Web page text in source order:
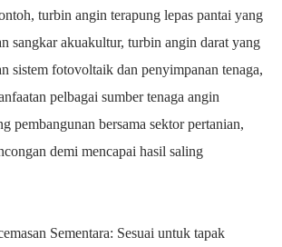
turbin angin terapung lepas pantai yang
sangkar akuakultur, turbin angin darat yang
sistem fotovoltaik dan penyimpanan tenaga,
pelbagai sumber tenaga angin
pembangunan bersama sektor pertanian,
demi mencapai hasil saling
Sementara: Sesuai untuk tapak